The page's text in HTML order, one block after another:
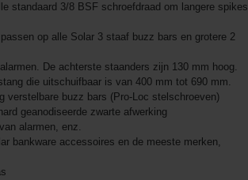
standaard 3/8 BSF schroefdraad om langere spikes
op alle Solar 3 staaf buzz bars en grotere 2
De achterste staanders zijn 130 mm hoog.
die uitschuifbaar is van 400 mm tot 690 mm.
verstelbare buzz bars (Pro-Loc stelschroeven)
geanodiseerde zwarte afwerking
alarmen, enz.
bankware accessoires en de meeste merken,